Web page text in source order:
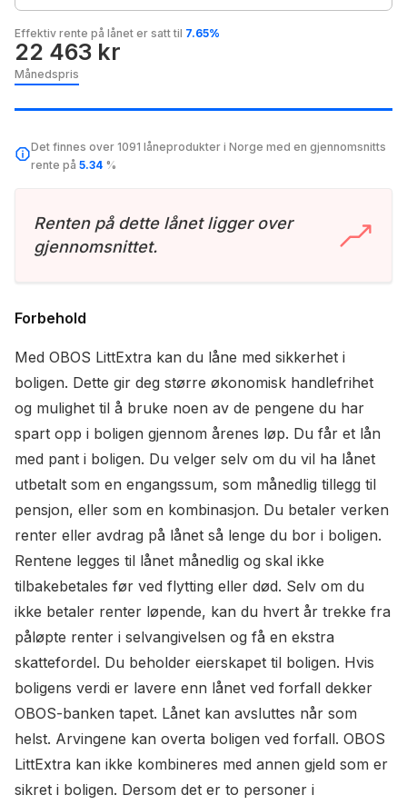
Effektiv rente på lånet er satt til 7.65%
22 463 kr
Månedspris
Det finnes over 1091 låneprodukter i Norge med en gjennomsnitts
rente på 5.34 %
Renten på dette lånet ligger over
gjennomsnittet.
Forbehold
Med OBOS LittExtra kan du låne med sikkerhet i
boligen. Dette gir deg større økonomisk handlefrihet
og mulighet til å bruke noen av de pengene du har
spart opp i boligen gjennom årenes løp. Du får et lån
med pant i boligen. Du velger selv om du vil ha lånet
utbetalt som en engangssum, som månedlig tillegg til
pensjon, eller som en kombinasjon. Du betaler verken
renter eller avdrag på lånet så lenge du bor i boligen.
Rentene legges til lånet månedlig og skal ikke
tilbakebetales før ved flytting eller død. Selv om du
ikke betaler renter løpende, kan du hvert år trekke fra
påløpte renter i selvangivelsen og få en ekstra
skattefordel. Du beholder eierskapet til boligen. Hvis
boligens verdi er lavere enn lånet ved forfall dekker
OBOS-banken tapet. Lånet kan avsluttes når som
helst. Arvingene kan overta boligen ved forfall. OBOS
LittExtra kan ikke kombineres med annen gjeld som er
sikret i boligen. Dersom det er to personer i